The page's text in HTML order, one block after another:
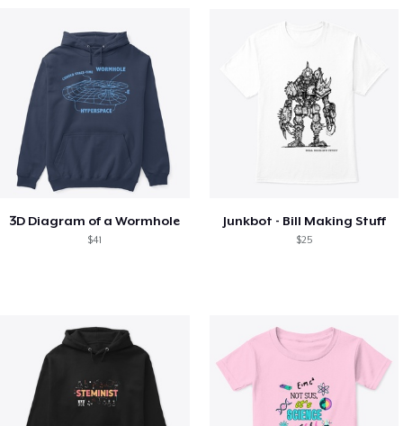
3D Diagram of a Wormhole
$41
Junkbot - Bill Making Stuff
$25